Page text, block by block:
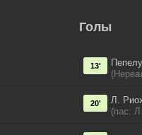
Голы
Пепелу
13'
Л.
(пас:
20'